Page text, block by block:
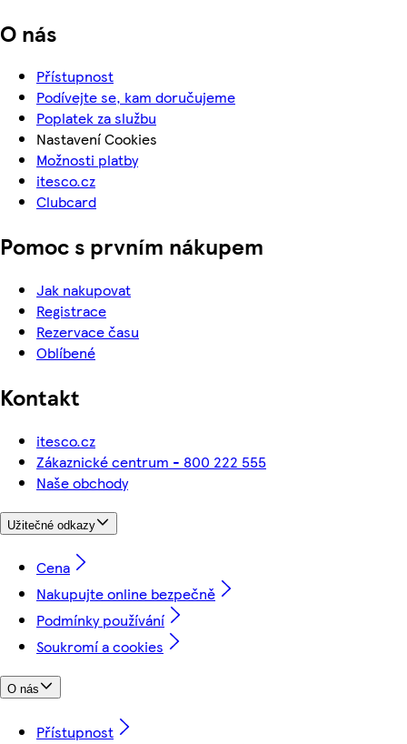
O nás
Přístupnost
Podívejte se, kam doručujeme
Poplatek za službu
Nastavení Cookies
Možnosti platby
itesco.cz
Clubcard
Pomoc s prvním nákupem
Jak nakupovat
Registrace
Rezervace času
Oblíbené
Kontakt
itesco.cz
Zákaznické centrum - 800 222 555
Naše obchody
Užitečné odkazy
Cena
Nakupujte online bezpečně
Podmínky používání
Soukromí a cookies
O nás
Přístupnost